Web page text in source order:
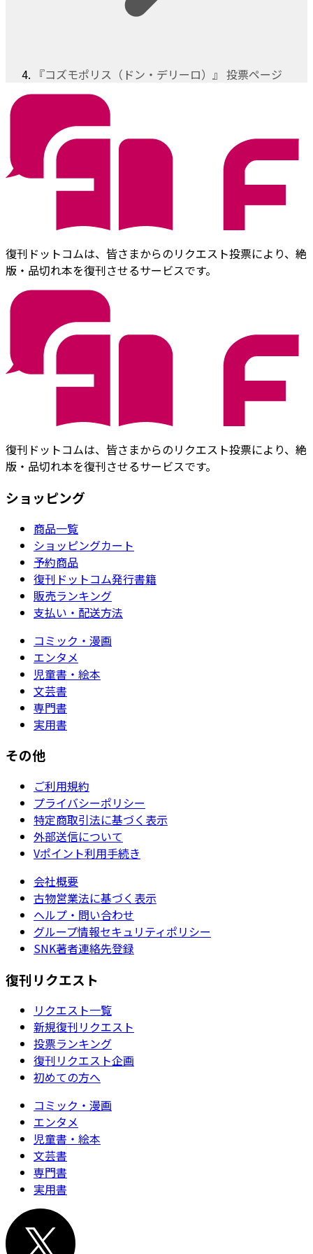
『コズモポリス（ドン・デリーロ）』 投票ページ
復刊ドットコムは、皆さまからのリクエスト投票により、絶
版・品切れ本を復刊させるサービスです。
復刊ドットコムは、皆さまからのリクエスト投票により、絶
版・品切れ本を復刊させるサービスです。
ショッピング
商品一覧
ショッピングカート
予約商品
復刊ドットコム発行書籍
販売ランキング
支払い・配送方法
コミック・漫画
エンタメ
児童書・絵本
文芸書
専門書
実用書
その他
ご利用規約
プライバシーポリシー
特定商取引法に基づく表示
外部送信について
Vポイント利用手続き
会社概要
古物営業法に基づく表示
ヘルプ・問い合わせ
グループ情報セキュリティポリシー
SNK著者連絡先登録
復刊リクエスト
リクエスト一覧
新規復刊リクエスト
投票ランキング
復刊リクエスト企画
初めての方へ
コミック・漫画
エンタメ
児童書・絵本
文芸書
専門書
実用書